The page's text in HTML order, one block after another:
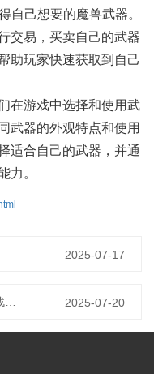
自己想要的魔兽武器。
交易，买卖自己的武器
助玩家快速获取到自己
在游戏中选择和使用武
武器的外观特点和使用
适合自己的武器，并通
力。
2025-07-17
2025-07-20